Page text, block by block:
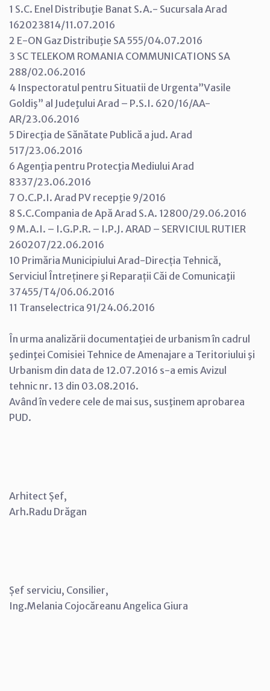
1 S.C. Enel Distribuţie Banat S.A.- Sucursala Arad
162023814/11.07.2016
2 E-ON Gaz Distribuţie SA 555/04.07.2016
3 SC TELEKOM ROMANIA COMMUNICATIONS SA
288/02.06.2016
4 Inspectoratul pentru Situatii de Urgenta”Vasile
Goldiş” al Judeţului Arad – P.S.I. 620/16/AA-
AR/23.06.2016
5 Direcţia de Sănătate Publică a jud. Arad
517/23.06.2016
6 Agenţia pentru Protecţia Mediului Arad
8337/23.06.2016
7 O.C.P.I. Arad PV recepţie 9/2016
8 S.C.Compania de Apă Arad S.A. 12800/29.06.2016
9 M.A.I. – I.G.P.R. – I.P.J. ARAD – SERVICIUL RUTIER
260207/22.06.2016
10 Primăria Municipiului Arad-Direcția Tehnică,
Serviciul Întreținere şi Reparații Căi de Comunicaţii
37455/T4/06.06.2016
11 Transelectrica 91/24.06.2016
În urma analizării documentaţiei de urbanism în cadrul
şedinţei Comisiei Tehnice de Amenajare a Teritoriului şi
Urbanism din data de 12.07.2016 s-a emis Avizul
tehnic nr. 13 din 03.08.2016.
Având în vedere cele de mai sus, susţinem aprobarea
PUD.
Arhitect Șef,
Arh.Radu Drăgan
Șef serviciu, Consilier,
Ing.Melania Cojocăreanu Angelica Giura